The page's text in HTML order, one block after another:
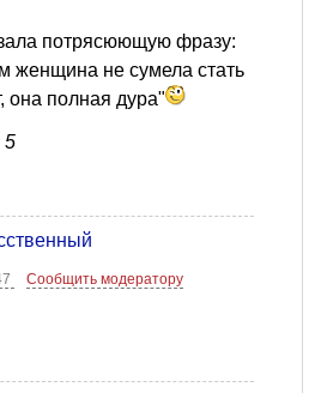
потрясюющую фразу:
женщина не сумела стать
она полная дура"
5
Сообщить модератору